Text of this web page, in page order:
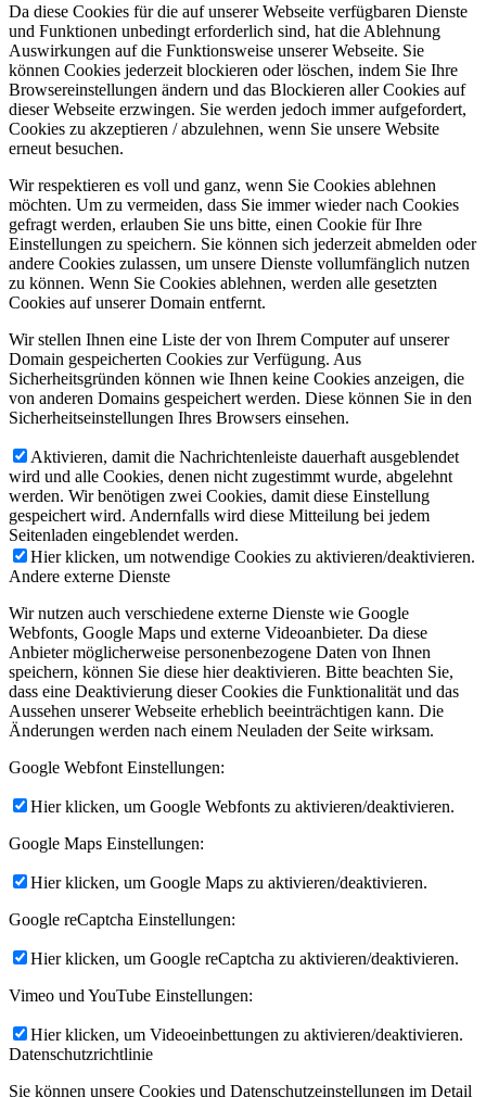
Da diese Cookies für die auf unserer Webseite verfügbaren Dienste
und Funktionen unbedingt erforderlich sind, hat die Ablehnung
Auswirkungen auf die Funktionsweise unserer Webseite. Sie
können Cookies jederzeit blockieren oder löschen, indem Sie Ihre
Browsereinstellungen ändern und das Blockieren aller Cookies auf
dieser Webseite erzwingen. Sie werden jedoch immer aufgefordert,
Cookies zu akzeptieren / abzulehnen, wenn Sie unsere Website
erneut besuchen.
Wir respektieren es voll und ganz, wenn Sie Cookies ablehnen
möchten. Um zu vermeiden, dass Sie immer wieder nach Cookies
gefragt werden, erlauben Sie uns bitte, einen Cookie für Ihre
Einstellungen zu speichern. Sie können sich jederzeit abmelden oder
andere Cookies zulassen, um unsere Dienste vollumfänglich nutzen
zu können. Wenn Sie Cookies ablehnen, werden alle gesetzten
Cookies auf unserer Domain entfernt.
Wir stellen Ihnen eine Liste der von Ihrem Computer auf unserer
Domain gespeicherten Cookies zur Verfügung. Aus
Sicherheitsgründen können wie Ihnen keine Cookies anzeigen, die
von anderen Domains gespeichert werden. Diese können Sie in den
Sicherheitseinstellungen Ihres Browsers einsehen.
Aktivieren, damit die Nachrichtenleiste dauerhaft ausgeblendet
wird und alle Cookies, denen nicht zugestimmt wurde, abgelehnt
werden. Wir benötigen zwei Cookies, damit diese Einstellung
gespeichert wird. Andernfalls wird diese Mitteilung bei jedem
Seitenladen eingeblendet werden.
Hier klicken, um notwendige Cookies zu aktivieren/deaktivieren.
Andere externe Dienste
Wir nutzen auch verschiedene externe Dienste wie Google
Webfonts, Google Maps und externe Videoanbieter. Da diese
Anbieter möglicherweise personenbezogene Daten von Ihnen
speichern, können Sie diese hier deaktivieren. Bitte beachten Sie,
dass eine Deaktivierung dieser Cookies die Funktionalität und das
Aussehen unserer Webseite erheblich beeinträchtigen kann. Die
Änderungen werden nach einem Neuladen der Seite wirksam.
Google Webfont Einstellungen:
Hier klicken, um Google Webfonts zu aktivieren/deaktivieren.
Google Maps Einstellungen:
Hier klicken, um Google Maps zu aktivieren/deaktivieren.
Google reCaptcha Einstellungen:
Hier klicken, um Google reCaptcha zu aktivieren/deaktivieren.
Vimeo und YouTube Einstellungen:
Hier klicken, um Videoeinbettungen zu aktivieren/deaktivieren.
Datenschutzrichtlinie
Sie können unsere Cookies und Datenschutzeinstellungen im Detail